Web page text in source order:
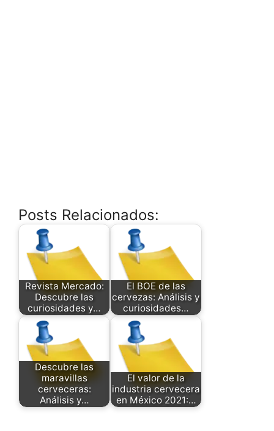
Posts Relacionados:
Revista Mercado:
Descubre las
curiosidades y…
El BOE de las
cervezas: Análisis y
curiosidades…
Descubre las
maravillas
cerveceras:
Análisis y…
El valor de la
industria cervecera
en México 2021:…